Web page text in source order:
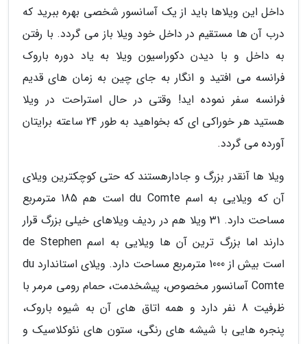
داخل این ویلاها باید از یک آسانسور شخصی بهره ببرید که
درب آن ها مستقیم در داخل خود ویلا باز می گردد. با رفتن
به داخل و با دیدن دکوراسیون ویلا به یاد دوره باروک
فرانسه می افتید و انگار به جای چین به زمان های قدیم
فرانسه سفر نموده اید! وقتی در حال استراحت در ویلا
هستید هر خوراکی ای که بخواهید به طور 24 ساعته برایتان
آورده می گردد.
ویلا ها آنقدر بزرگ و جادارهستند که حتی کوچکترین ویلای
آن که ویلایی به اسم du Comte است هم 185 مترمربع
مساحت دارد. 31 ویلا هم در ردیف ویلاهای خیلی بزرگ قرار
دارند اما بزرگ ترین آن ها ویلایی به اسم de Stephen
است بیش از 1000 مترمربع مساحت دارد. ویلای استاندارد du
Comte آسانسور مخصوص، پیشخدمت، حمام رومی مرمر با
ظرفیت 8 نفر دارد و همه اتاق های آن به شیوه باروک،
پنجره هایی با شیشه های رنگی، ستون های نئوکلاسیک و